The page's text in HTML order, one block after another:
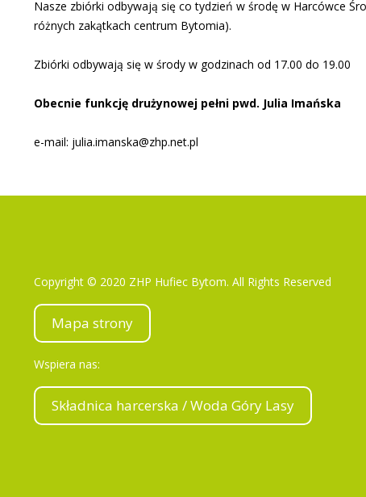
Nasze zbiórki odbywają się co tydzień w środę w Harcówce
różnych zakątkach centrum Bytomia).
Zbiórki odbywają się w środy w godzinach od 17.00 do 19.00
Obecnie funkcję drużynowej pełni pwd. Julia Imańska
e-mail: julia.imanska@zhp.net.pl
Copyright © 2020 ZHP Hufiec Bytom. All Rights Reserved
Mapa strony
Wspiera nas:
Składnica harcerska / Woda Góry Lasy